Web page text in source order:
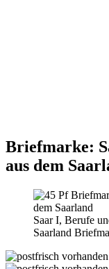
Briefmarke:
aus dem
Saar I, Berufe
Saarland